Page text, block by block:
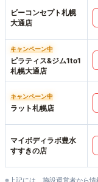
ビーコンセプト札幌
大通店
キャンペーン中
ピラティス&ジム1to1
札幌大通店
キャンペーン中
ラット札幌店
マイボディラボ豊水
すすきの店